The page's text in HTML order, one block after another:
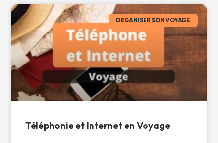
ORGANISER SON VOYAGE
Téléphonie et Internet en Voyage